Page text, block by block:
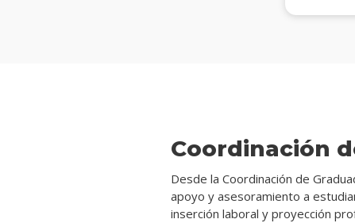
Coordinación
Desde la Coordinación de
apoyo y asesoramiento a
inserción laboral y proyección